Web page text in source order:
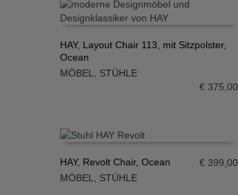
IN DEN WARENKORB
HAY, Layout Chair 113, mit Sitzpolster,
Ocean
MÖBEL
STÜHLE
€375,00
IN DEN WARENKORB
HAY, Revolt Chair, Ocean
MÖBEL
STÜHLE
€399,00